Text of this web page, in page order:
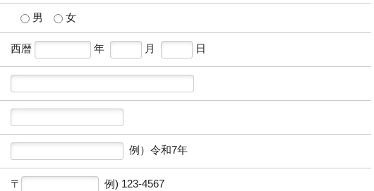
男 女
西暦 年 月 日
例）令和7年
〒 例) 123-4567